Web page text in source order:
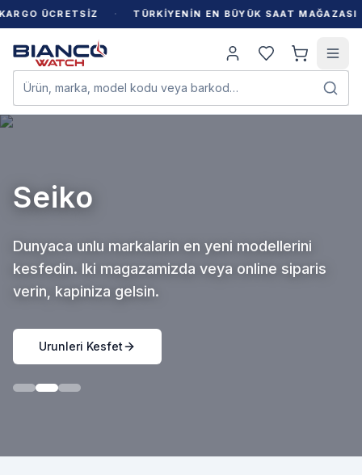
ÜCRETSİZ · TÜRKİYENİN EN BÜYÜK SAAT MAĞAZASI ·
Ürün, marka, model kodu veya barkod…
Seiko
Dunyaca unlu markalarin en yeni modellerini
kesfedin. Iki magazamizda veya online siparis
verin, kapiniza gelsin.
Urunleri Kesfet